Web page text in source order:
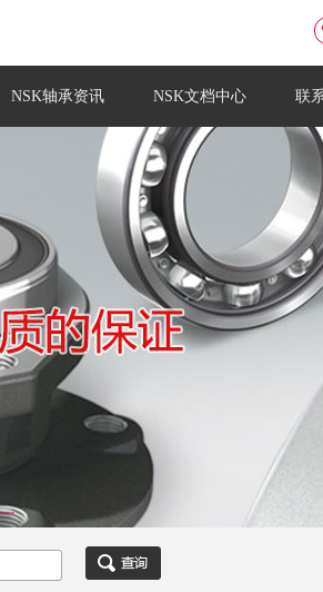
NSK轴承资讯 NSK文档中心 联
3